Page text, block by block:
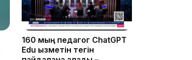
160 мың педагог ChatGPT
Edu қызметін тегін